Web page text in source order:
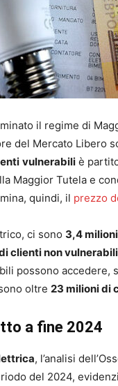
il regime di
del Mercato Libero
vulnerabili è
Maggior Tutela e
quindi, il prezzo
ci sono 3,4
clienti non vulnerabili
possono accedere,
oltre 23 milioni di
a fine 2024
, l’analisi
del 2024,